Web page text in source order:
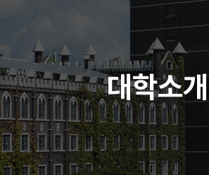
대학소개